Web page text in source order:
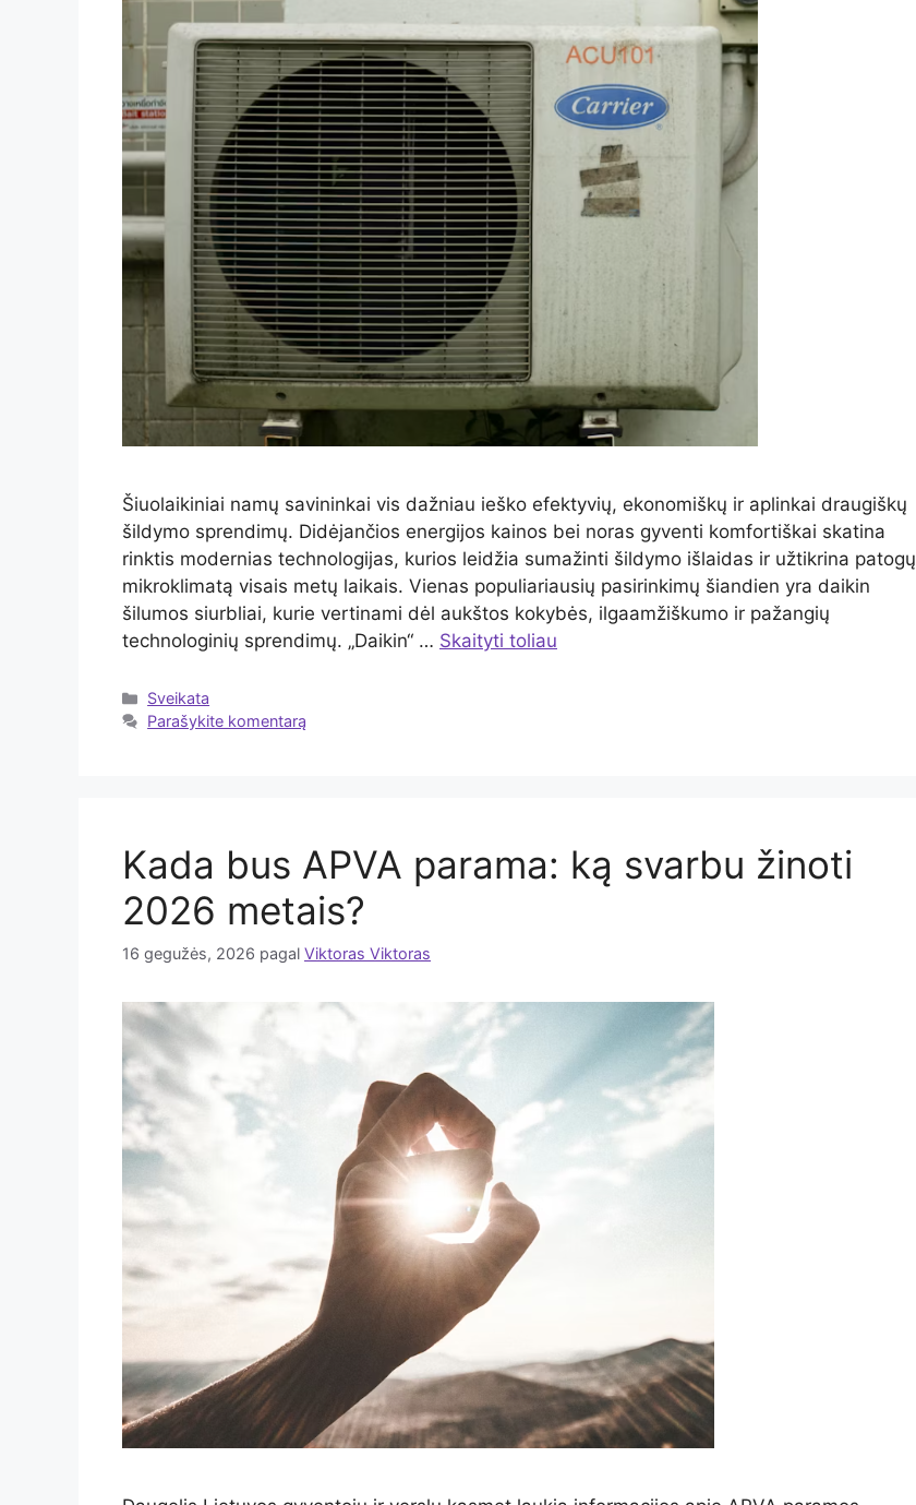
Šiuolaikiniai namų savininkai vis dažniau ieško efektyvių, ekonomiškų ir aplinkai draugiškų
šildymo sprendimų. Didėjančios energijos kainos bei noras gyventi komfortiškai skatina
rinktis modernias technologijas, kurios leidžia sumažinti šildymo išlaidas ir užtikrina patogų
mikroklimatą visais metų laikais. Vienas populiariausių pasirinkimų šiandien yra daikin
šilumos siurbliai, kurie vertinami dėl aukštos kokybės, ilgaamžiškumo ir pažangių
technologinių sprendimų. „Daikin“ … Skaityti toliau
Kategorijos
Sveikata
Parašykite komentarą
Kada bus APVA parama: ką svarbu žinoti
2026 metais?
16 gegužės, 2026 pagal Viktoras Viktoras